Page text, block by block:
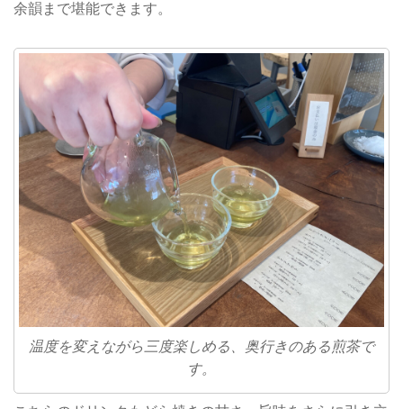
余韻まで堪能できます。
温度を変えながら三度楽しめる、奥行きのある煎茶で
す。